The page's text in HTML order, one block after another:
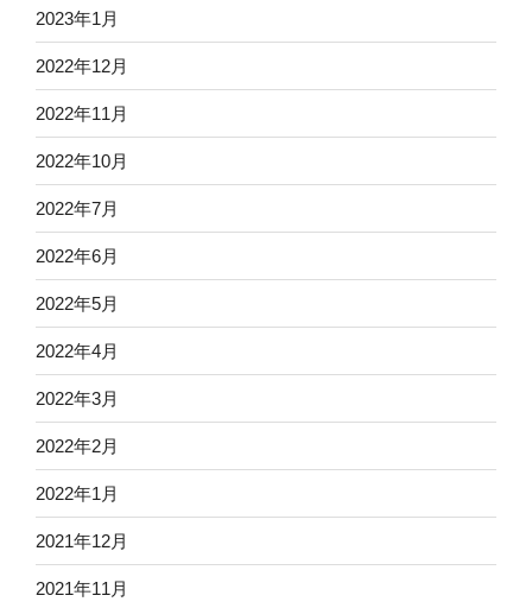
2023年1月
2022年12月
2022年11月
2022年10月
2022年7月
2022年6月
2022年5月
2022年4月
2022年3月
2022年2月
2022年1月
2021年12月
2021年11月